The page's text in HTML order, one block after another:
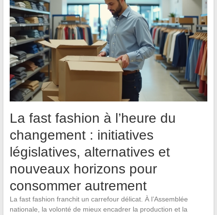
La fast fashion à l’heure du
changement : initiatives
législatives, alternatives et
nouveaux horizons pour
consommer autrement
La fast fashion franchit un carrefour délicat. À l’Assemblée
nationale, la volonté de mieux encadrer la production et la